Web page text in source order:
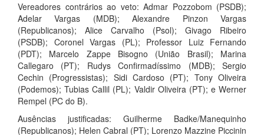
Vereadores contrários ao veto: Admar Pozzobom (PSDB);
Adelar Vargas (MDB); Alexandre Pinzon Vargas
(Republicanos); Alice Carvalho (Psol); Givago Ribeiro
(PSDB); Coronel Vargas (PL); Professor Luiz Fernando
(PDT); Marcelo Zappe Bisogno (União Brasil); Marina
Callegaro (PT); Rudys Confirmadíssimo (MDB); Sergio
Cechin (Progressistas); Sidi Cardoso (PT); Tony Oliveira
(Podemos); Tubias Callil (PL); Valdir Oliveira (PT); e Werner
Rempel (PC do B).
Ausências justificadas: Guilherme Badke/Manequinho
(Republicanos); Helen Cabral (PT); Lorenzo Mazzine Piccinin